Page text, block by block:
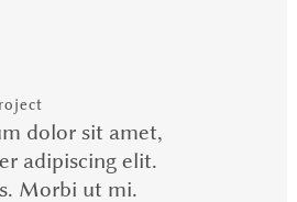
dolor sit amet,
adipiscing elit.
Morbi ut mi.